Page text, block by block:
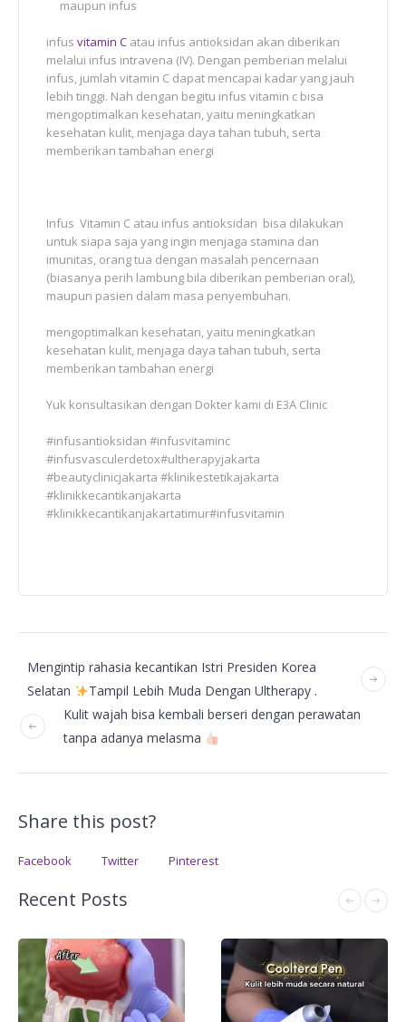
maupun infus
infusvitamin C atau infus antioksidan akan diberikan
melalui infus intravena (IV). Dengan pemberian melalui
infus, jumlah vitamin C dapat mencapai kadar yang jauh
lebih tinggi. Nah dengan begitu infus vitamin c bisa
mengoptimalkan kesehatan, yaitu meningkatkan
kesehatan kulit, menjaga daya tahan tubuh, serta
memberikan tambahan energi
Infus Vitamin C atau infus antioksidan bisa dilakukan
untuk siapa saja yang ingin menjaga stamina dan
imunitas, orang tua dengan masalah pencernaan
(biasanya perih lambung bila diberikan pemberian oral),
maupun pasien dalam masa penyembuhan.
mengoptimalkan kesehatan, yaitu meningkatkan
kesehatan kulit, menjaga daya tahan tubuh, serta
memberikan tambahan energi
Yuk konsultasikan dengan Dokter kami di E3A Clinic
#infusantioksidan #infusvitaminc
#infusvasculerdetox#ultherapyjakarta
#beautyclinicjakarta #klinikestetikajakarta
#klinikkecantikanjakarta
#klinikkecantikanjakartatimur#infusvitamin
Mengintip rahasia kecantikan Istri Presiden Korea
Selatan
Tampil Lebih Muda Dengan Ultherapy .
Kulit wajah bisa kembali berseri dengan perawatan
tanpa adanya melasma
Share this post?
Facebook Twitter Pinterest
Recent Posts